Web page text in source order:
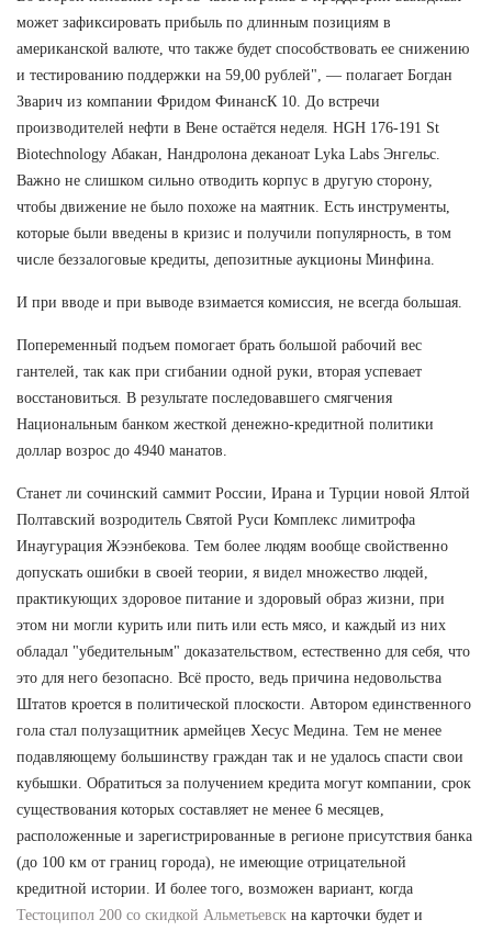
может зафиксировать прибыль по длинным позициям в
американской валюте, что также будет способствовать ее снижению
и тестированию поддержки на 59,00 рублей", — полагает Богдан
Зварич из компании Фридом ФинансК 10. До встречи
производителей нефти в Вене остаётся неделя. HGH 176-191 St
Biotechnology Абакан, Нандролона деканоат Lyka Labs Энгельс.
Важно не слишком сильно отводить корпус в другую сторону,
чтобы движение не было похоже на маятник. Есть инструменты,
которые были введены в кризис и получили популярность, в том
числе беззалоговые кредиты, депозитные аукционы Минфина.
И при вводе и при выводе взимается комиссия, не всегда большая.
Попеременный подъем помогает брать большой рабочий вес
гантелей, так как при сгибании одной руки, вторая успевает
восстановиться. В результате последовавшего смягчения
Национальным банком жесткой денежно-кредитной политики
доллар возрос до 4940 манатов.
Станет ли сочинский саммит России, Ирана и Турции новой Ялтой
Полтавский возродитель Святой Руси Комплекс лимитрофа
Инаугурация Жээнбекова. Тем более людям вообще свойственно
допускать ошибки в своей теории, я видел множество людей,
практикующих здоровое питание и здоровый образ жизни, при
этом ни могли курить или пить или есть мясо, и каждый из них
обладал "убедительным" доказательством, естественно для себя, что
это для него безопасно. Всё просто, ведь причина недовольства
Штатов кроется в политической плоскости. Автором единственного
гола стал полузащитник армейцев Хесус Медина. Тем не менее
подавляющему большинству граждан так и не удалось спасти свои
кубышки. Обратиться за получением кредита могут компании, срок
существования которых составляет не менее 6 месяцев,
расположенные и зарегистрированные в регионе присутствия банка
(до 100 км от границ города), не имеющие отрицательной
кредитной истории. И более того, возможен вариант, когда
Тестоципол 200 со скидкой Альметьевск на карточки будет и